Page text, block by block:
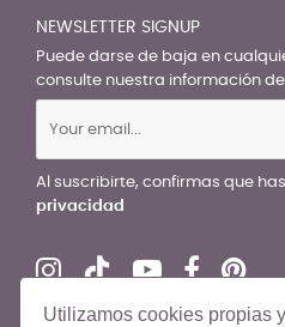
Utilizamos cookies propias
NEWSLETTER SIGNUP
Puede darse de baja en
consulte nuestra información
Al suscribirte, confirmas que
privacidad